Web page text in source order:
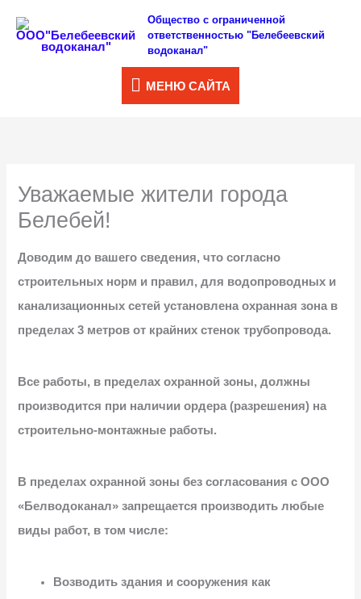
Общество с ограниченной
ответственностью "Белебеевский
водоканал"
МЕНЮ
САЙТА
МЕНЮ САЙТА
Уважаемые жители города
Белебей!
Доводим до вашего сведения, что согласно
строительных норм и правил, для водопроводных и
канализационных сетей установлена охранная зона в
пределах 3 метров от крайних стенок трубопровода.
Все работы, в пределах охранной зоны, должны
производится при наличии ордера (разрешения) на
строительно-монтажные работы.
В пределах охранной зоны без согласования с ООО
«Белводоканал» запрещается производить любые
виды работ, в том числе:
Возводить здания и сооружения как